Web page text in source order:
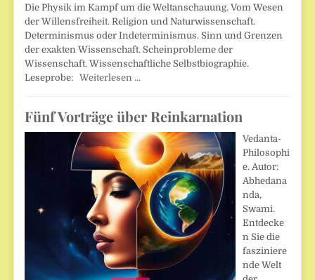
Die Physik im Kampf um die Weltanschauung. Vom Wesen
der Willensfreiheit. Religion und Naturwissenschaft.
Determinismus oder Indeterminismus. Sinn und Grenzen
der exakten Wissenschaft. Scheinprobleme der
Wissenschaft. Wissenschaftliche Selbstbiographie.
Leseprobe:Weiterlesen …
Fünf Vorträge über Reinkarnation
Vedanta-
Philosophi
e. Autor:
Abhedana
nda,
Swami.
Entdecke
n Sie die
fasziniere
nde Welt